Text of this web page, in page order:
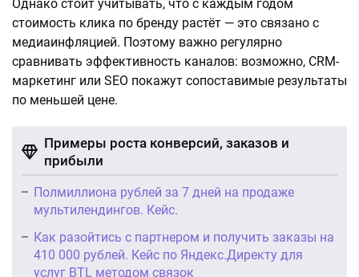
Однако стоит учитывать, что с каждым годом
стоимость клика по бренду растёт — это связано с
медиаинфляцией. Поэтому важно регулярно
сравнивать эффективность каналов: возможно, CRM-
маркетинг или SEO покажут сопоставимые результаты
по меньшей цене.
Примеры роста конверсий, заказов и
прибыли
Полмиллиона рублей за 7 дней на продаже
мультилендингов. Кейс.
Как разойтись с партнером и получить заказы на
410 000 рублей. Кейс по Яндекс.Директу для
услуг BTL методом связок